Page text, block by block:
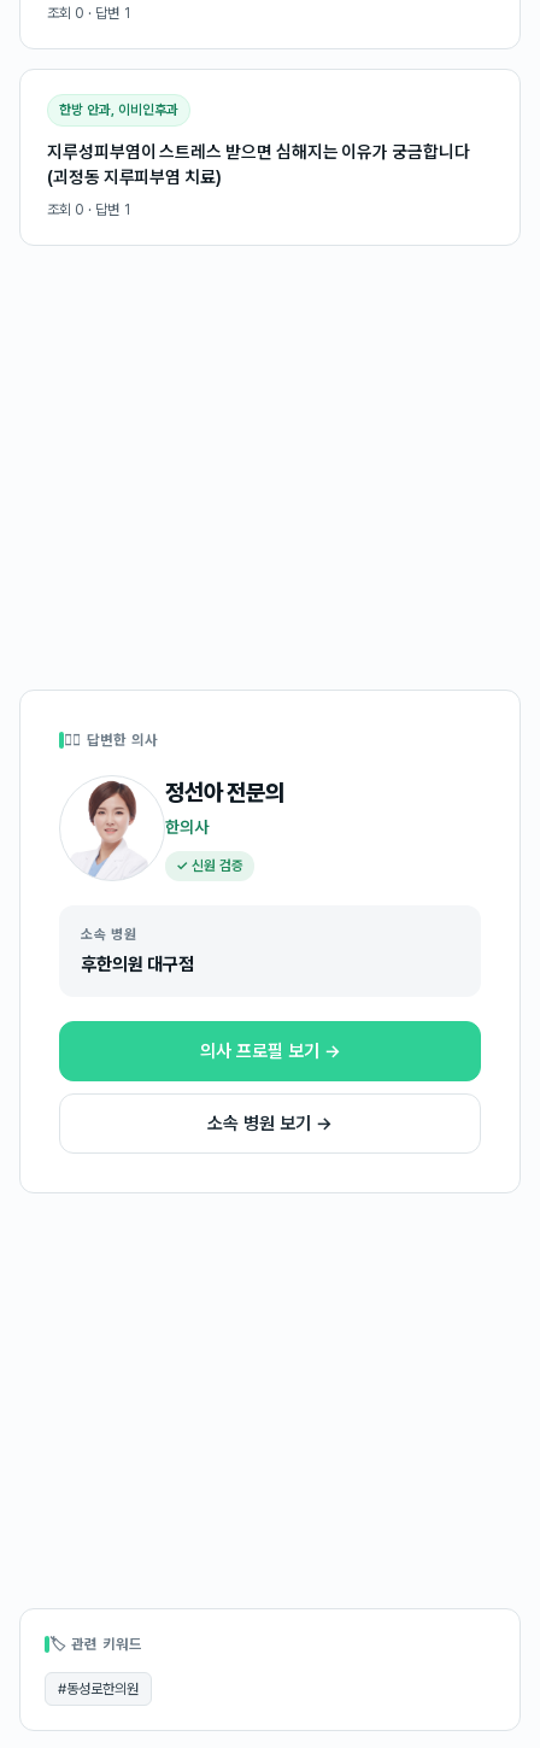
조회 0 · 답변 1
한방 안과, 이비인후과
지루성피부염이 스트레스 받으면 심해지는 이유가 궁금합니다
(괴정동 지루피부염 치료)
조회 0 · 답변 1
👩‍⚕️ 답변한 의사
정선아전문의
한의사
✓ 신원 검증
소속 병원
후한의원 대구점
의사 프로필 보기 →
소속 병원 보기 →
🏷 관련 키워드
#동성로한의원